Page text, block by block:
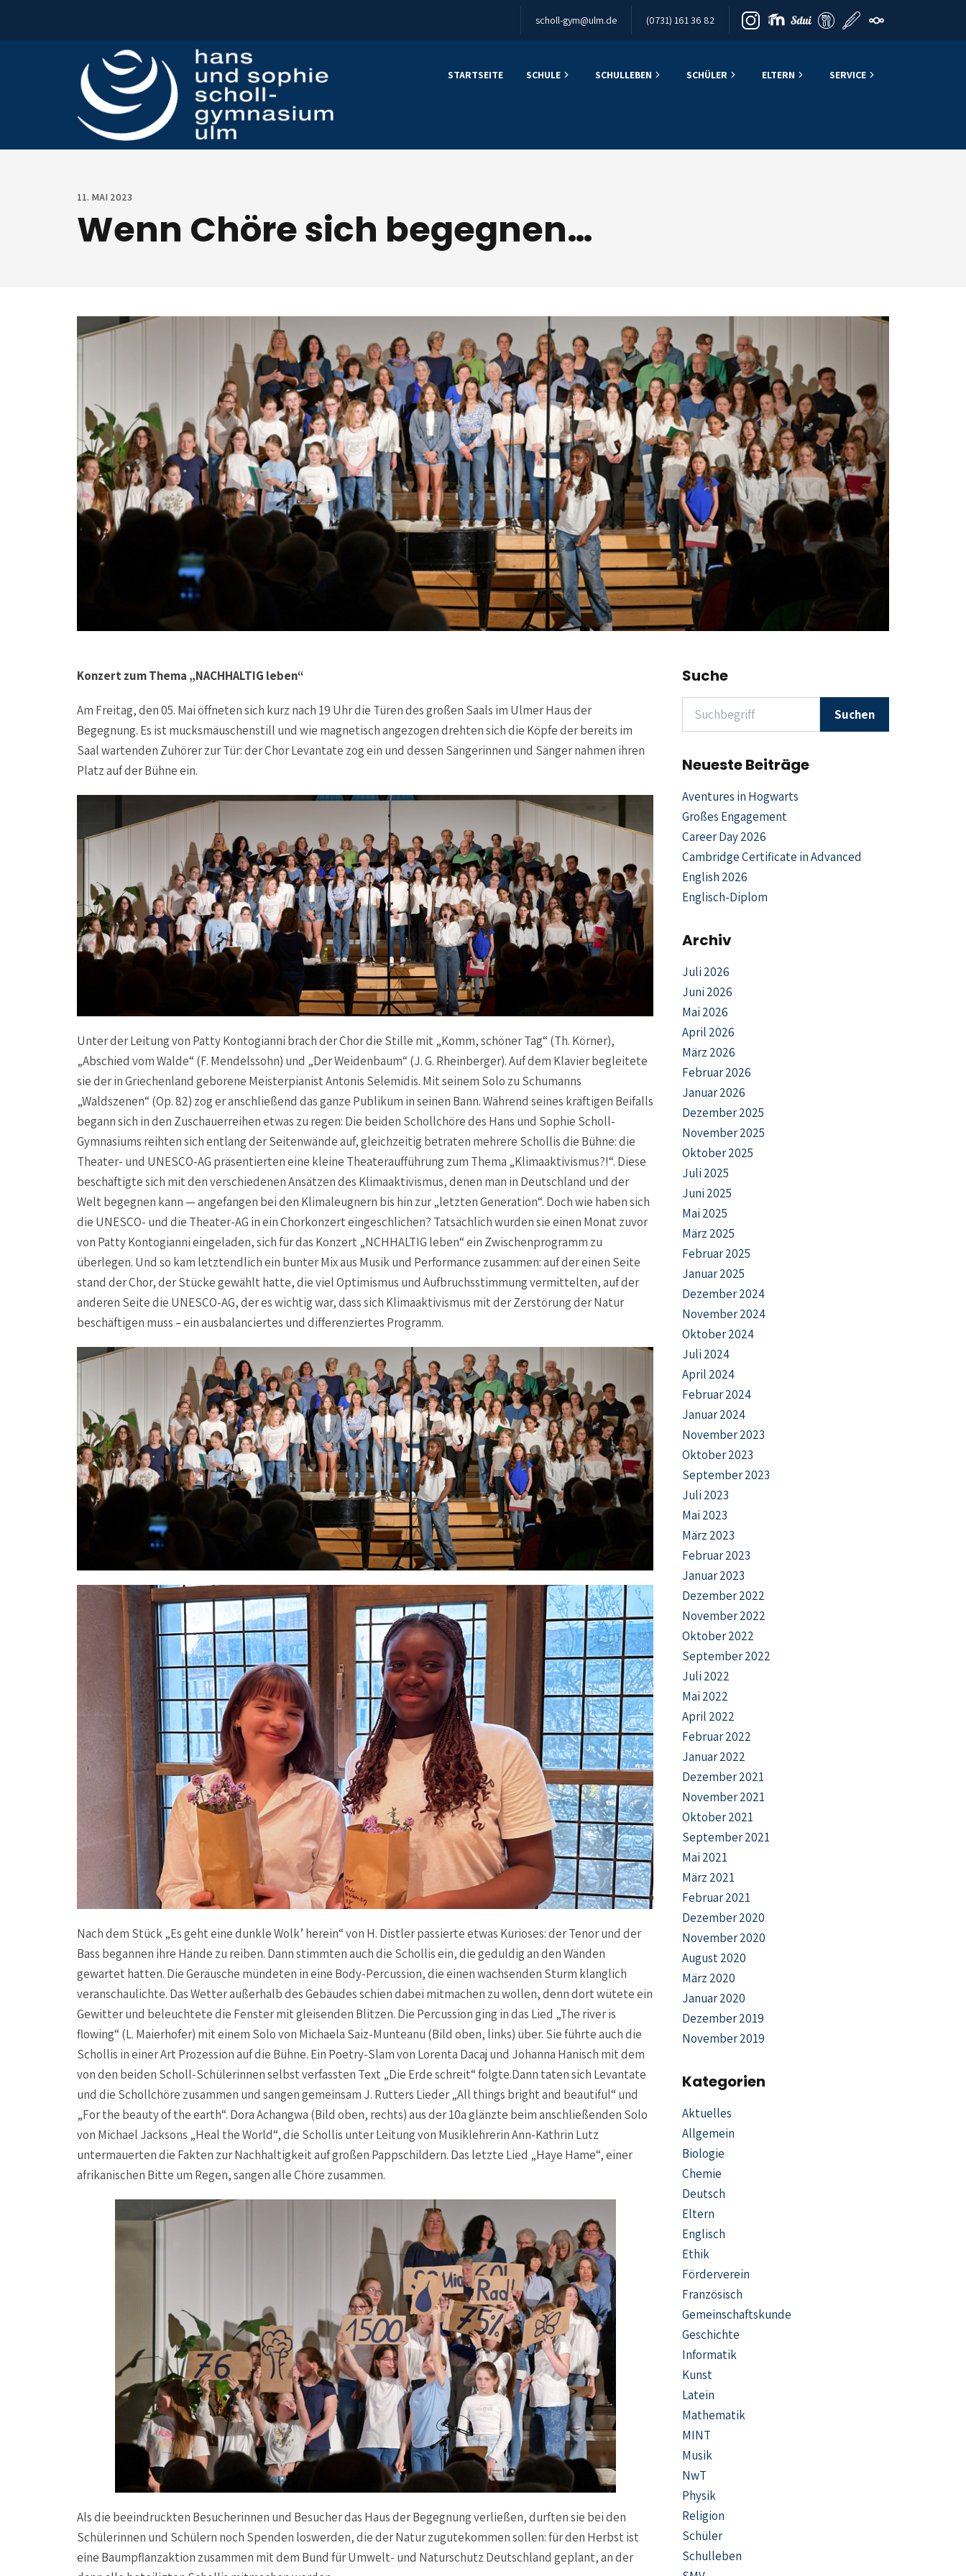
scholl-gym@ulm.de (0731) 161 36 82
STARTSEITE SCHULE SCHULLEBEN SCHÜLER ELTERN SERVICE
11. MAI 2023
Wenn Chöre sich begegnen…
Konzert zum Thema „NACHHALTIG leben“
Am Freitag, den 05. Mai öffneten sich kurz nach 19 Uhr die Türen des großen Saals im Ulmer Haus der
Begegnung. Es ist mucksmäuschenstill und wie magnetisch angezogen drehten sich die Köpfe der bereits im
Saal wartenden Zuhörer zur Tür: der Chor Levantate zog ein und dessen Sängerinnen und Sänger nahmen ihren
Platz auf der Bühne ein.
Unter der Leitung von Patty Kontogianni brach der Chor die Stille mit „Komm, schöner Tag“ (Th. Körner),
„Abschied vom Walde“ (F. Mendelssohn) und „Der Weidenbaum“ (J. G. Rheinberger). Auf dem Klavier begleitete
sie der in Griechenland geborene Meisterpianist Antonis Selemidis. Mit seinem Solo zu Schumanns
„Waldszenen“ (Op. 82) zog er anschließend das ganze Publikum in seinen Bann. Während seines kräftigen Beifalls
begann sich in den Zuschauerreihen etwas zu regen: Die beiden Schollchöre des Hans und Sophie Scholl-
Gymnasiums reihten sich entlang der Seitenwände auf, gleichzeitig betraten mehrere Schollis die Bühne: die
Theater- und UNESCO-AG präsentierten eine kleine Theateraufführung zum Thema „Klimaaktivismus?!“. Diese
beschäftigte sich mit den verschiedenen Ansätzen des Klimaaktivismus, denen man in Deutschland und der
Welt begegnen kann — angefangen bei den Klimaleugnern bis hin zur „letzten Generation“. Doch wie haben sich
die UNESCO- und die Theater-AG in ein Chorkonzert eingeschlichen? Tatsächlich wurden sie einen Monat zuvor
von Patty Kontogianni eingeladen, sich für das Konzert „NCHHALTIG leben“ ein Zwischenprogramm zu
überlegen. Und so kam letztendlich ein bunter Mix aus Musik und Performance zusammen: auf der einen Seite
stand der Chor, der Stücke gewählt hatte, die viel Optimismus und Aufbruchsstimmung vermittelten, auf der
anderen Seite die UNESCO-AG, der es wichtig war, dass sich Klimaaktivismus mit der Zerstörung der Natur
beschäftigen muss – ein ausbalanciertes und differenziertes Programm.
Nach dem Stück „Es geht eine dunkle Wolk’ herein“ von H. Distler passierte etwas Kurioses: der Tenor und der
Bass begannen ihre Hände zu reiben. Dann stimmten auch die Schollis ein, die geduldig an den Wänden
gewartet hatten. Die Geräusche mündeten in eine Body-Percussion, die einen wachsenden Sturm klanglich
veranschaulichte. Das Wetter außerhalb des Gebäudes schien dabei mitmachen zu wollen, denn dort wütete ein
Gewitter und beleuchtete die Fenster mit gleisenden Blitzen. Die Percussion ging in das Lied „The river is
flowing“ (L. Maierhofer) mit einem Solo von Michaela Saiz-Munteanu (Bild oben, links) über. Sie führte auch die
Schollis in einer Art Prozession auf die Bühne. Ein Poetry-Slam von Lorenta Dacaj und Johanna Hanisch mit dem
von den beiden Scholl-Schülerinnen selbst verfassten Text „Die Erde schreit“ folgte.Dann taten sich Levantate
und die Schollchöre zusammen und sangen gemeinsam J. Rutters Lieder „All things bright and beautiful“ und
„For the beauty of the earth“. Dora Achangwa (Bild oben, rechts) aus der 10a glänzte beim anschließenden Solo
von Michael Jacksons „Heal the World“, die Schollis unter Leitung von Musiklehrerin Ann-Kathrin Lutz
untermauerten die Fakten zur Nachhaltigkeit auf großen Pappschildern. Das letzte Lied „Haye Hame“, einer
afrikanischen Bitte um Regen, sangen alle Chöre zusammen.
Als die beeindruckten Besucherinnen und Besucher das Haus der Begegnung verließen, durften sie bei den
Schülerinnen und Schülern noch Spenden loswerden, die der Natur zugutekommen sollen: für den Herbst ist
eine Baumpflanzaktion zusammen mit dem Bund für Umwelt- und Naturschutz Deutschland geplant, an der
Suche
Suchen nach Suchen
Neueste Beiträge
Aventures in Hogwarts
Großes Engagement
Career Day 2026
Cambridge Certificate in Advanced
English 2026
Englisch-Diplom
Archiv
Juli 2026
Juni 2026
Mai 2026
April 2026
März 2026
Februar 2026
Januar 2026
Dezember 2025
November 2025
Oktober 2025
Juli 2025
Juni 2025
Mai 2025
März 2025
Februar 2025
Januar 2025
Dezember 2024
November 2024
Oktober 2024
Juli 2024
April 2024
Februar 2024
Januar 2024
November 2023
Oktober 2023
September 2023
Juli 2023
Mai 2023
März 2023
Februar 2023
Januar 2023
Dezember 2022
November 2022
Oktober 2022
September 2022
Juli 2022
Mai 2022
April 2022
Februar 2022
Januar 2022
Dezember 2021
November 2021
Oktober 2021
September 2021
Mai 2021
März 2021
Februar 2021
Dezember 2020
November 2020
August 2020
März 2020
Januar 2020
Dezember 2019
November 2019
Kategorien
Aktuelles
Allgemein
Biologie
Chemie
Deutsch
Eltern
Englisch
Ethik
Förderverein
Französisch
Gemeinschaftskunde
Geschichte
Informatik
Kunst
Latein
Mathematik
MINT
Musik
NwT
Physik
Religion
Schüler
Schulleben